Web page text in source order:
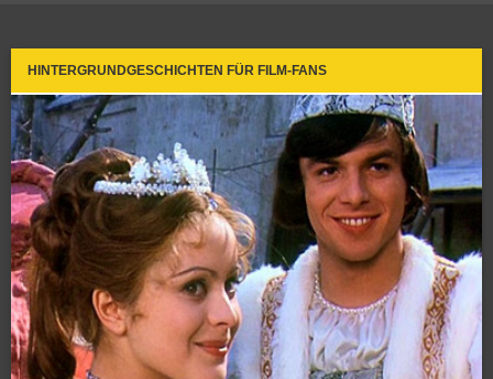
HINTERGRUNDGESCHICHTEN FÜR FILM-FANS